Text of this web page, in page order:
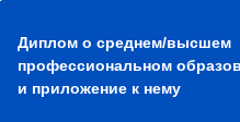
Диплом о среднем/высшем
профессиональном
и приложение к нему